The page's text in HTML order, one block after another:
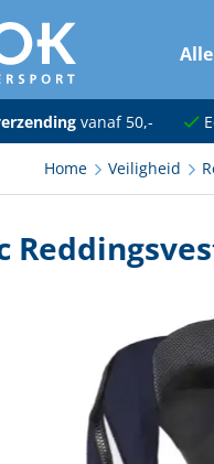
en verf
en schoenen
vanaf 50,-
Home Veiligheid